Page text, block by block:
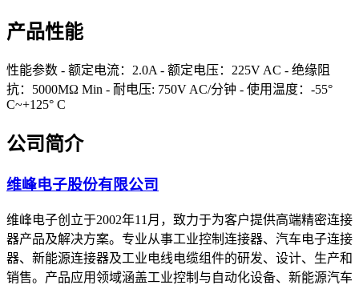
产品性能
性能参数 - 额定电流：2.0A - 额定电压：225V AC - 绝缘阻
抗：5000MΩ Min - 耐电压: 750V AC/分钟 - 使用温度：-55°
C~+125° C
公司简介
维峰电子股份有限公司
维峰电子创立于2002年11月，致力于为客户提供高端精密连接
器产品及解决方案。专业从事工业控制连接器、汽车电子连接
器、新能源连接器及工业电线电缆组件的研发、设计、生产和
销售。产品应用领域涵盖工业控制与自动化设备、新能源汽车